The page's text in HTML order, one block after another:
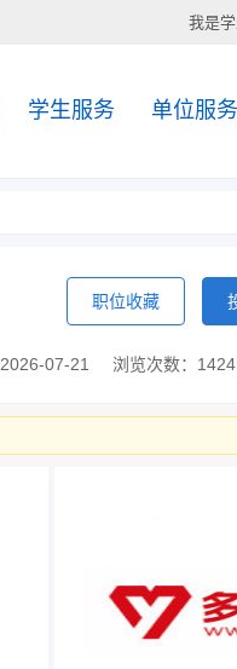
我是
学生服务 单位服务
职位收藏
2026-07-21 浏览次数：1424